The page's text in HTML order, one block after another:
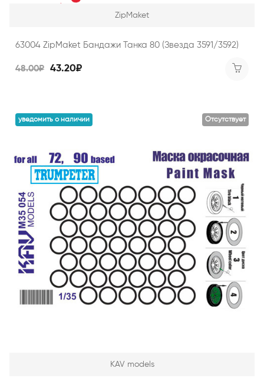
ZipMaket
63004 ZipMaket Бандажи Танка 80 (Звезда 3591/3592)
48.00₽ 43.20₽
Отсутствует
уведомить о наличии
KAV models